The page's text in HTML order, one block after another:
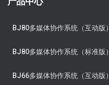
BJ80多媒体协作系统（互动版）
BJ80多媒体协作系统（标准版）
BJ66多媒体协作系统（互动版）